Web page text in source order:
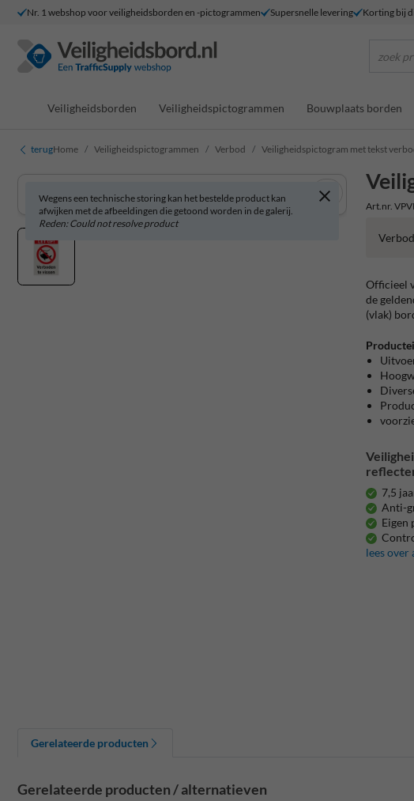
Nr. 1 webshop voor veiligheidsborden en -pictogrammen Supersnelle levering Korting bij
zoek
Veiligheidsborden Veiligheidspictogrammen Bouwplaats borden
terugHome Veiligheidspictogrammen Verbod Veiligheidspictogram met tekst
Art.nr.
Wegens een technische storing kan het bestelde product kan
afwijken met de afbeeldingen die getoond worden in de galerij.
Reden: Could not resolve product
Officieel
de
(vlak)
7,5
Anti-
Eigen
lees
Gerelateerde producten
Gerelateerde producten / alternatieven